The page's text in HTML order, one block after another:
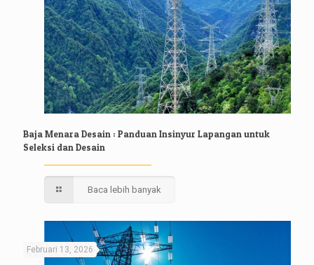
Baja Menara Desain : Panduan Insinyur Lapangan untuk
Seleksi dan Desain
Baca lebih banyak
Februari 13, 2026